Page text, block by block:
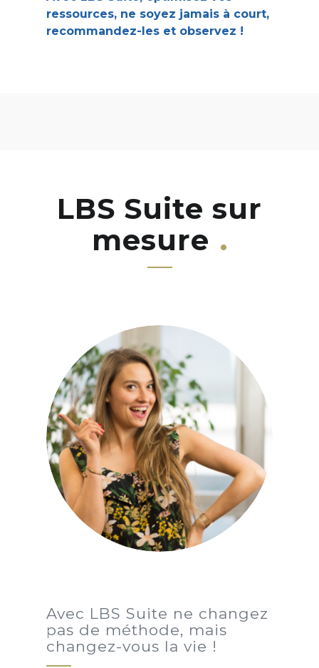
ressources, ne soyez jamais à court,
recommandez-les et observez !
LBS Suite sur
mesure
Avec LBS Suite ne changez
pas de méthode, mais
changez-vous la vie !